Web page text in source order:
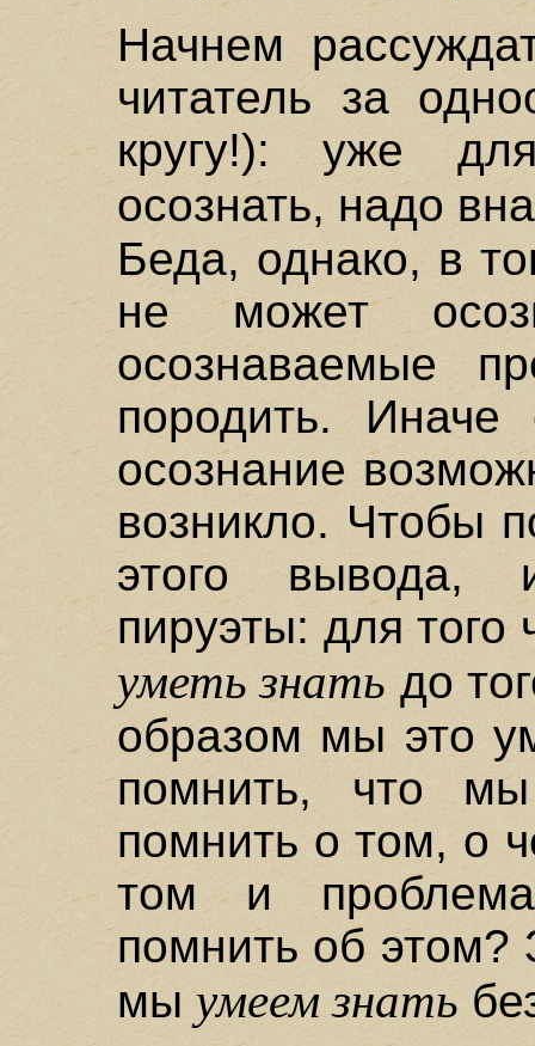
Начнем
читатель за
кругу!): уже
осознать, надо
Беда, однако, в
не может
осознаваемые
породить. Иначе
осознание
возникло. Чтобы
этого вывода,
пируэты: для того
уметь знатьдо
образом мы это
помнить, что
помнить о том, о
том и
помнить об этом?
мы умеем знать